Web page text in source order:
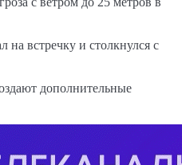
на встречку и столкнулся с
дополнительные